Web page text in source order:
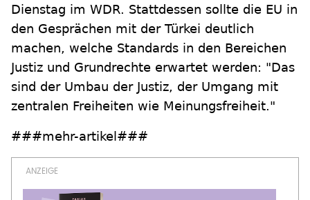
Dienstag im WDR. Stattdessen sollte die EU in
den Gesprächen mit der Türkei deutlich
machen, welche Standards in den Bereichen
Justiz und Grundrechte erwartet werden: "Das
sind der Umbau der Justiz, der Umgang mit
zentralen Freiheiten wie Meinungsfreiheit."
###mehr-artikel###